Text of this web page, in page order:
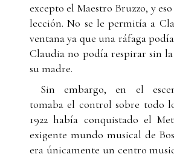
excepto el Maestro Bruzzo, y
lección. No se le permitía a
ventana ya que una ráfaga
Claudia no podía respirar sin
su madre.
Sin embargo, en el
tomaba el control sobre todo
1922 había conquistado el
exigente mundo musical de
era únicamente un centro